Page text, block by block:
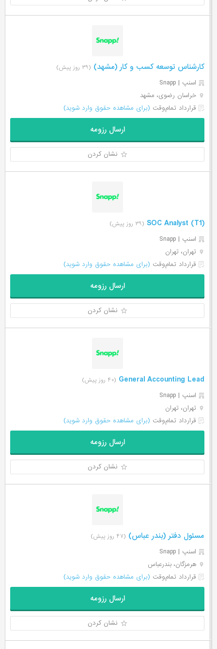
کارشناس توسعه کسب و کار (مشهد) (۳۹ روز پیش)
اسنپ | Snapp
خراسان رضوی، مشهد
قرارداد تمام‌وقت (برای مشاهده حقوق وارد شوید)
ارسال رزومه
نشان کردن
SOC Analyst (T1) (۳۹ روز پیش)
اسنپ | Snapp
تهران، تهران
قرارداد تمام‌وقت (برای مشاهده حقوق وارد شوید)
ارسال رزومه
نشان کردن
General Accounting Lead (۴۰ روز پیش)
اسنپ | Snapp
تهران، تهران
قرارداد تمام‌وقت (برای مشاهده حقوق وارد شوید)
ارسال رزومه
نشان کردن
مسئول دفتر (بندر عباس) (۴۷ روز پیش)
اسنپ | Snapp
هرمزگان، بندرعباس
قرارداد تمام‌وقت (برای مشاهده حقوق وارد شوید)
ارسال رزومه
نشان کردن